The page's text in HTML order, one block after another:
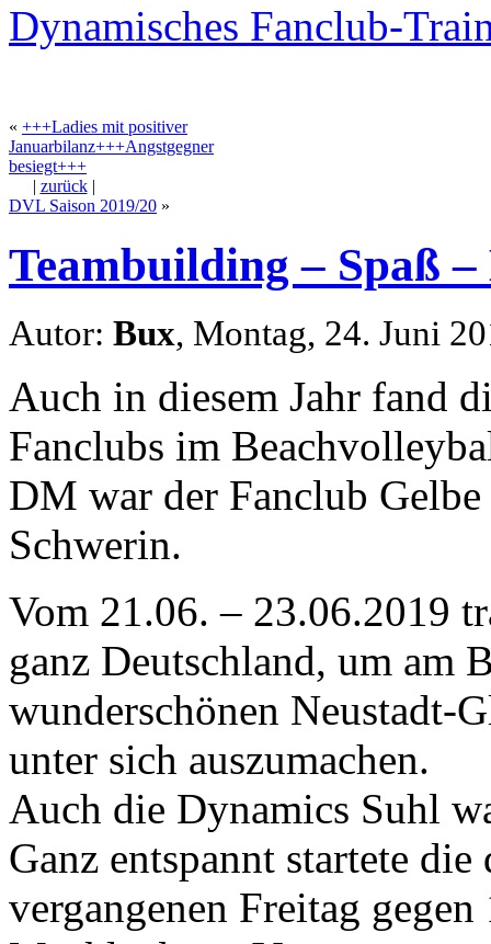
Dynamisches Fanclub-
« +++Ladies mit positiver
Januarbilanz+++Angstgegner
besiegt+++
| zurück|
DVL Saison 2019/20 »
Teambuilding – Spaß
Autor: Bux, Montag, 24. Juni
Auch in diesem Jahr fand
Fanclubs im
DM war der Fanclub Gelbe
Schwerin.
Vom 21.06. – 23.06.2019
ganz Deutschland, um am
wunderschönen Neustadt-
unter sich auszumachen.
Auch die Dynamics Suhl
Ganz entspannt startete
vergangenen Freitag